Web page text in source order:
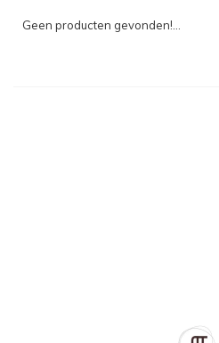
Geen producten gevonden!...